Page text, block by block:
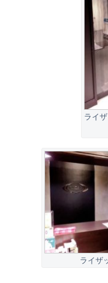
ライ
ライザ